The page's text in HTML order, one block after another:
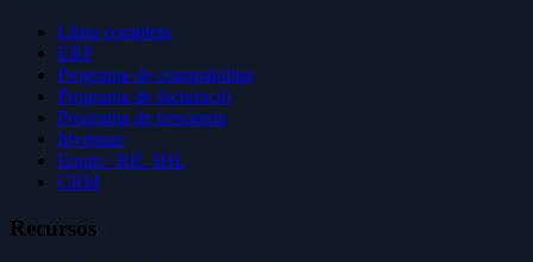
Llista completa
ERP
Programa de comptabilitat
Programa de facturació
Programa de tresoreria
Inventari
Equip / RR. HH.
CRM
Recursos